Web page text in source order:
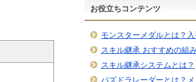
お役立ちコンテンツ
モンスターメダルとは？入
スキル継承 おすすめの組
スキル継承システムとは？
パズドラレーダーとは？